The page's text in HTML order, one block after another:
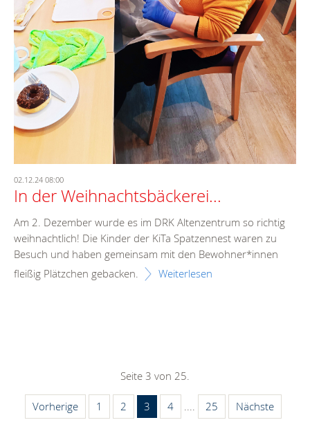
02.12.24 08:00
In der Weihnachtsbäckerei...
Am 2. Dezember wurde es im DRK Altenzentrum so richtig
weihnachtlich! Die Kinder der KiTa Spatzennest waren zu
Besuch und haben gemeinsam mit den Bewohner*innen
fleißig Plätzchen gebacken.
Weiterlesen
Seite 3 von 25.
Vorherige 1 2 3 4 .... 25 Nächste